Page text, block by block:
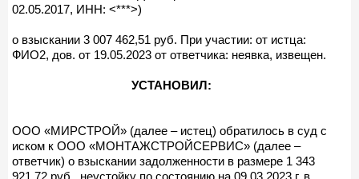
02.05.2017, ИНН: <***>)
о взыскании 3 007 462,51 руб. При участии: от истца:
ФИО2, дов. от 19.05.2023 от ответчика: неявка, извещен.
УСТАНОВИЛ:
ООО «МИРСТРОЙ» (далее – истец) обратилось в суд с
иском к ООО «МОНТАЖСТРОЙСЕРВИС» (далее –
ответчик) о взыскании задолженности в размере 1 343
921,72 руб., неустойку по состоянию на 09.03.2023 г. в